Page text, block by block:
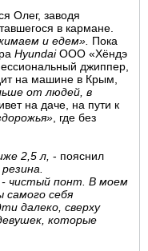
Олег, заводя
в кармане.
и едем». Пока
HyundaiООО «Хёндэ
джиппер,
на машине в Крым,
от людей, в
на даче, на пути к
, где без
2,5 л, - пояснил
- чистый понт. В моем
себя
далеко, сверху
которые